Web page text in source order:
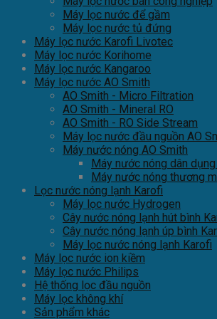
Máy lọc nước để gầm
Máy lọc nước tủ đứng
Máy lọc nước Karofi Livotec
Máy lọc nước Korihome
Máy lọc nước Kangaroo
Máy lọc nước AO Smith
AO Smith - Micro Filtration
AO Smith - Mineral RO
AO Smith - RO Side Stream
Máy lọc nước đầu nguồn AO
Máy nước nóng AO Smith
Máy nước nóng dân
Máy nước nóng thương
Lọc nước nóng lạnh Karofi
Máy lọc nước Hydrogen
Cây nước nóng lạnh hút bình
Cây nước nóng lạnh úp bình
Máy lọc nước nóng lạnh Karofi
Máy lọc nước ion kiềm
Máy lọc nước Philips
Hệ thống lọc đầu nguồn
Máy lọc không khí
Sản phẩm khác